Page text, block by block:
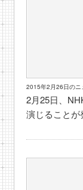
2015年2月26日のニ
2月25日、
演じることが